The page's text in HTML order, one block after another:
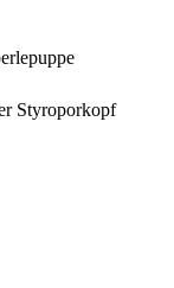
Styroporkopf